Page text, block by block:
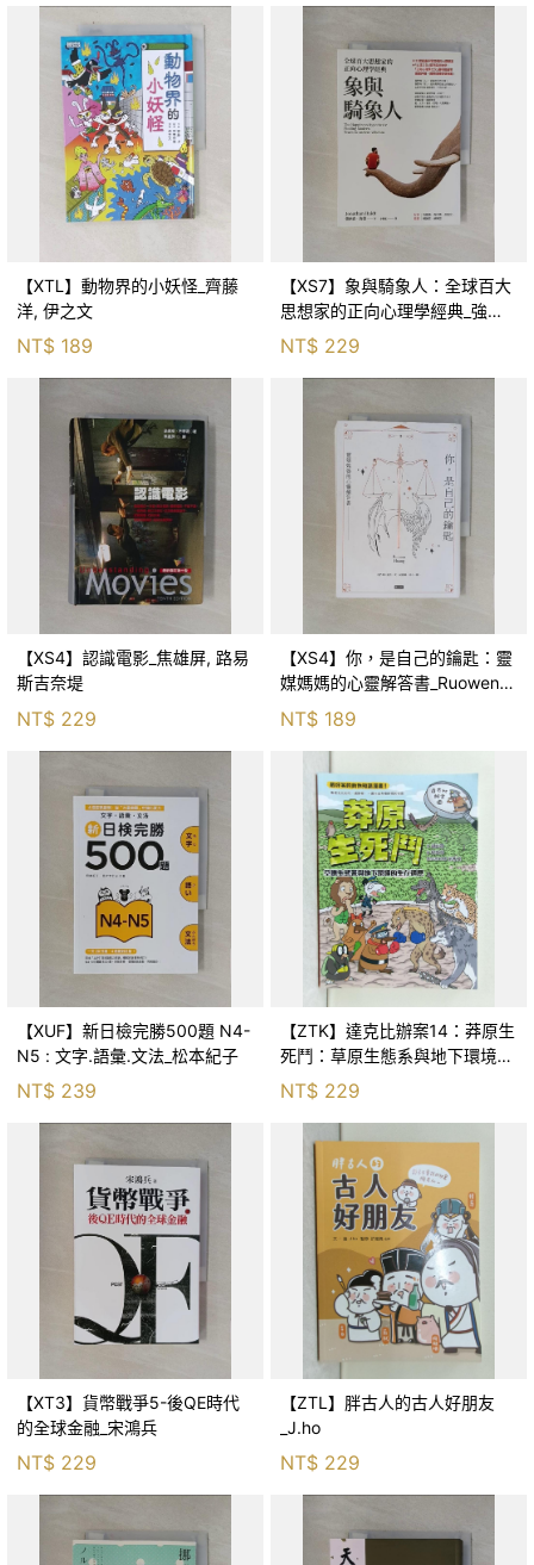
【XTL】動物界的小妖怪_齊藤
洋, 伊之文
NT$ 189
【XS7】象與騎象人：全球百大
思想家的正向心理學經典_強納
森．海德, 李靜瑤
NT$ 229
【XS4】認識電影_焦雄屏, 路易
斯吉奈堤
NT$ 229
【XS4】你，是自己的鑰匙：靈
媒媽媽的心靈解答書_Ruowen
Huang
NT$ 189
【XUF】新日檢完勝500題 N4-
N5 : 文字.語彙.文法_松本紀子
NT$ 239
【ZTK】達克比辦案14：莽原生
死鬥：草原生態系與地下環境的
生存適應_柯智元
NT$ 229
【XT3】貨幣戰爭5-後QE時代
的全球金融_宋鴻兵
NT$ 229
【ZTL】胖古人的古人好朋友
_J.ho
NT$ 229